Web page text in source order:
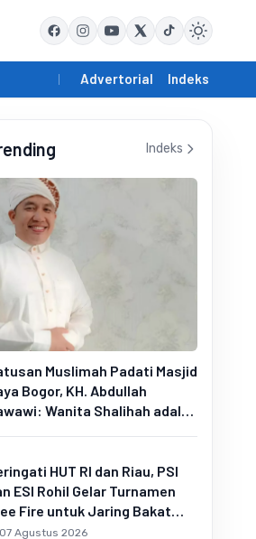
Advertorial Indeks
Indeks
Muslimah Padati Masjid
Bogor, KH. Abdullah
Wanita Shalihah adalah
HUT RI dan Riau, PSI
ESI Rohil Gelar Turnamen
Fire untuk Jaring Bakat
07 Agustus 2026